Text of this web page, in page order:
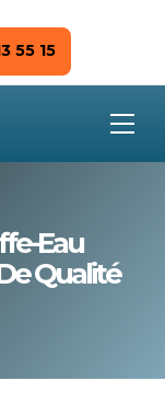
55 15
Eau
Qualité